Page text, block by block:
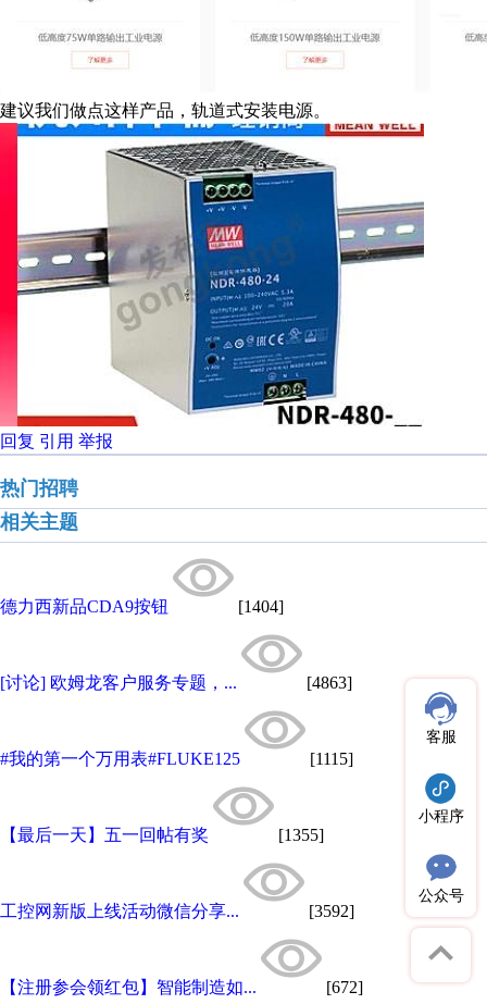
建议我们做点这样产品，轨道式安装电源。
回复 引用 举报
热门招聘
相关主题
德力西新品CDA9按钮 [1404]
[讨论] 欧姆龙客户服务专题，... [4863]
#我的第一个万用表#FLUKE125 [1115]
【最后一天】五一回帖有奖 [1355]
工控网新版上线活动微信分享... [3592]
【注册参会领红包】智能制造如... [672]
客服
小程序
公众号